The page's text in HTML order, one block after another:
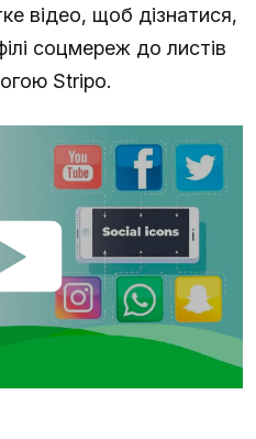
відео, щоб дізнатися,
соцмереж до листів
Stripo.